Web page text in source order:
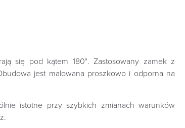
się pod kątem 180°. Zastosowany zamek z
jest malowana proszkowo i odporna na
istotne przy szybkich zmianach warunków